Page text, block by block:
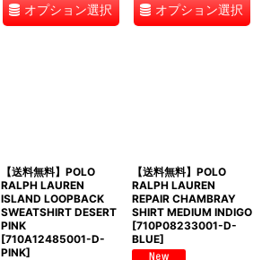
オプション選択 オプション選択
【送料無料】POLO
RALPH LAUREN
ISLAND LOOPBACK
SWEATSHIRT DESERT
PINK
[710A12485001-D-
PINK]
【送料無料】POLO
RALPH LAUREN
REPAIR CHAMBRAY
SHIRT MEDIUM INDIGO
[710P08233001-D-
BLUE]